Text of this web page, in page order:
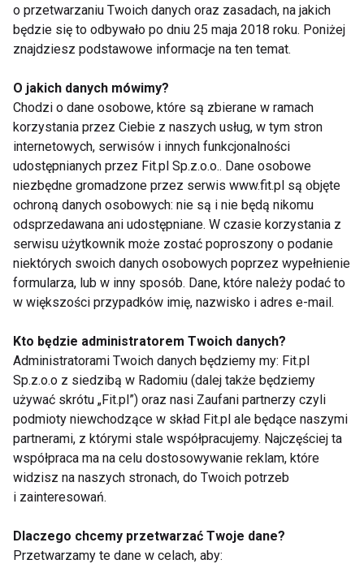
OSTEOPOROZA CIEKAWOSTKI FIT LIGHT
Badania
Ćwiczenia cardio
powiązane z dłuższym
życiem
Badania
profilaktyczne
zamiast kwiatka?
Dzień Kobiet!
Mikroplastik wpływa
na pogodę i
obecność metali
ciężkich w chmurach.
Ewolucja rynku
trenerów
personalnych: Raport
Pokaż więcej
o przetwarzaniu Twoich danych oraz zasadach, na jakich
będzie się to odbywało po dniu 25 maja 2018 roku. Poniżej
znajdziesz podstawowe informacje na ten temat.
O jakich danych mówimy?
Chodzi o dane osobowe, które są zbierane w ramach
korzystania przez Ciebie z naszych usług, w tym stron
internetowych, serwisów i innych funkcjonalności
udostępnianych przez Fit.pl Sp.z.o.o.. Dane osobowe
niezbędne gromadzone przez serwis www.fit.pl są objęte
ochroną danych osobowych: nie są i nie będą nikomu
odsprzedawana ani udostępniane. W czasie korzystania z
serwisu użytkownik może zostać poproszony o podanie
niektórych swoich danych osobowych poprzez wypełnienie
formularza, lub w inny sposób. Dane, które należy podać to
w większości przypadków imię, nazwisko i adres e-mail.
Kto będzie administratorem Twoich danych?
Administratorami Twoich danych będziemy my: Fit.pl
Sp.z.o.o z siedzibą w Radomiu (dalej także będziemy
używać skrótu „Fit.pl”) oraz nasi Zaufani partnerzy czyli
podmioty niewchodzące w skład Fit.pl ale będące naszymi
partnerami, z którymi stale współpracujemy. Najczęściej ta
współpraca ma na celu dostosowywanie reklam, które
widzisz na naszych stronach, do Twoich potrzeb
i zainteresowań.
Dlaczego chcemy przetwarzać Twoje dane?
Przetwarzamy te dane w celach, aby: